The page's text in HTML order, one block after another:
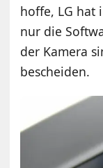
hoffe, LG hat
nur die
der Kamera
bescheiden.